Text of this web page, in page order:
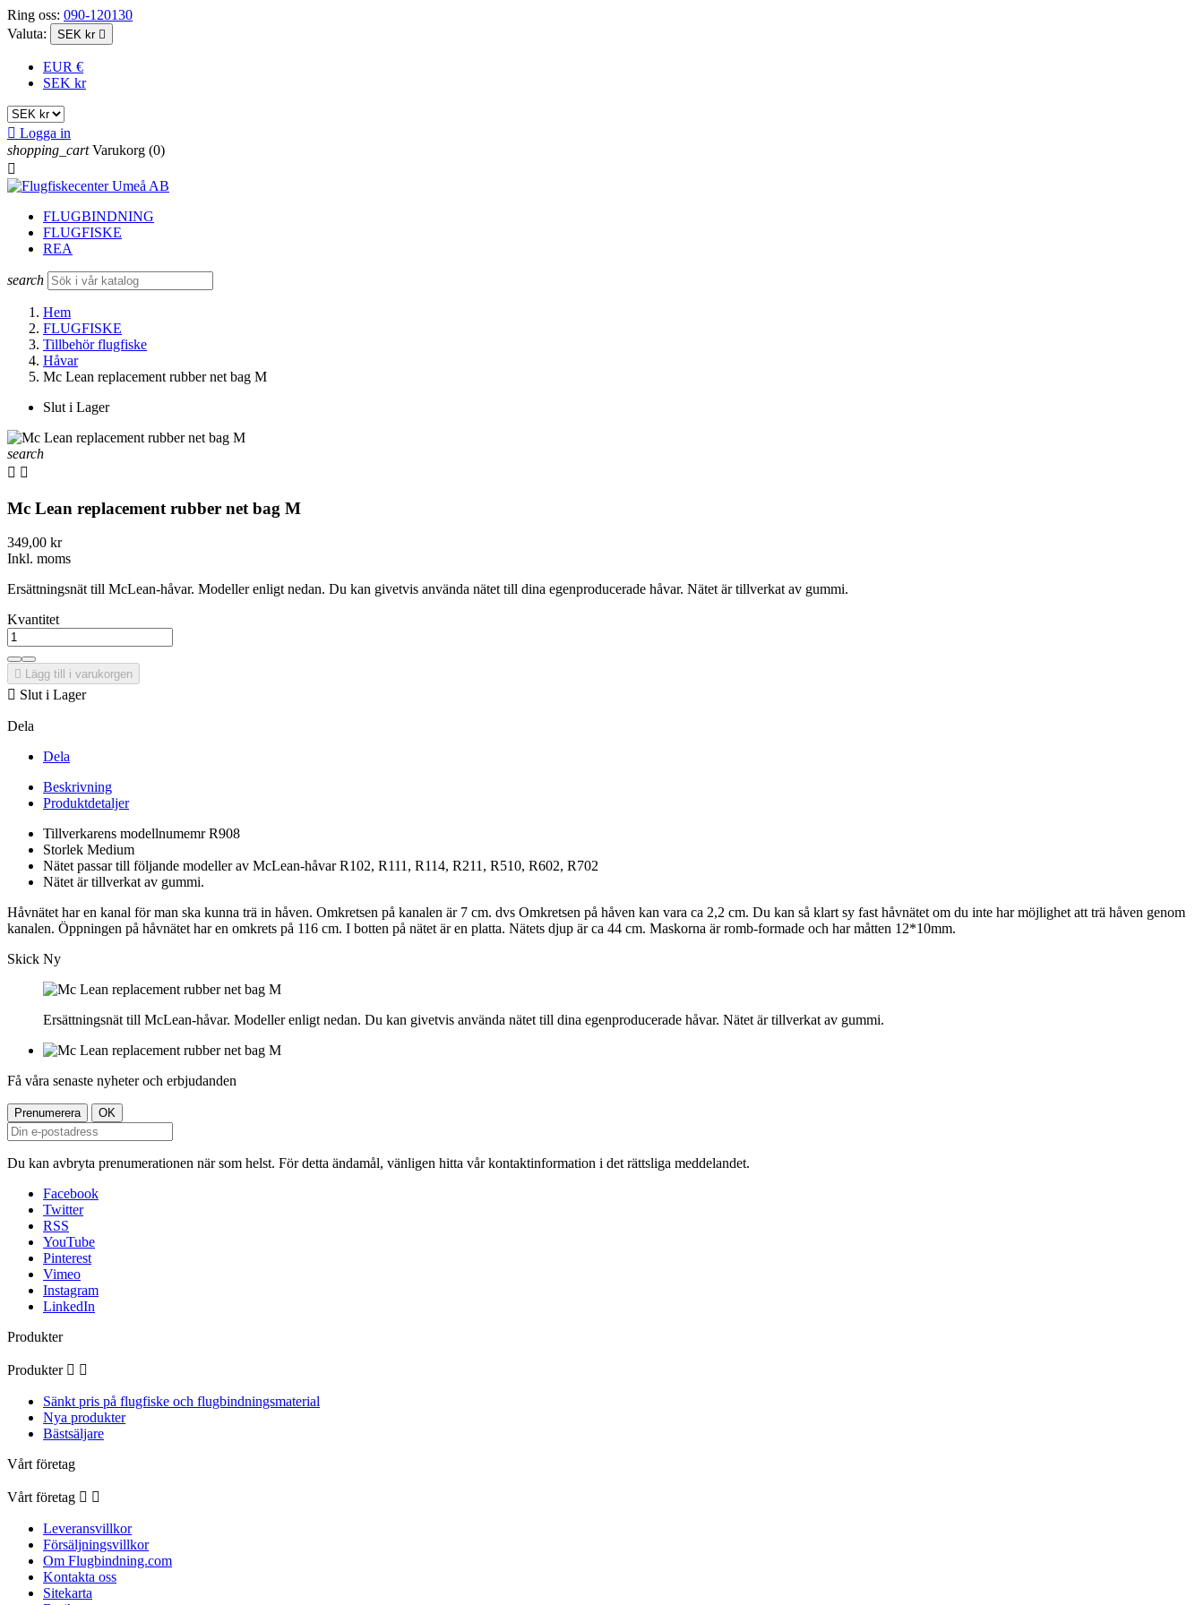
Ring oss: 090-120130
Valuta:
SEK kr 
EUR €
SEK kr
 Logga in
shopping_cart Varukorg (0)

FLUGBINDNING
FLUGFISKE
REA
search
Hem
FLUGFISKE
Tillbehör flugfiske
Håvar
Mc Lean replacement rubber net bag M
Slut i Lager
search
 
Mc Lean replacement rubber net bag M
349,00 kr
Inkl. moms
Ersättningsnät till McLean-håvar. Modeller enligt nedan. Du kan givetvis använda nätet till dina egenproducerade håvar. Nätet är tillverkat av gummi.
Kvantitet
 Lägg till i varukorgen
 Slut i Lager
Dela
Dela
Beskrivning
Produktdetaljer
Tillverkarens modellnumemr R908
Storlek Medium
Nätet passar till följande modeller av McLean-håvar R102, R111, R114, R211, R510, R602, R702
Nätet är tillverkat av gummi.
Håvnätet har en kanal för man ska kunna trä in håven. Omkretsen på kanalen är 7 cm. dvs Omkretsen på håven kan vara ca 2,2 cm. Du kan så klart sy fast håvnätet om du inte har möjlighet att trä håven genom
kanalen. Öppningen på håvnätet har en omkrets på 116 cm. I botten på nätet är en platta. Nätets djup är ca 44 cm. Maskorna är romb-formade och har måtten 12*10mm.
Skick Ny
Ersättningsnät till McLean-håvar. Modeller enligt nedan. Du kan givetvis använda nätet till dina egenproducerade håvar. Nätet är tillverkat av gummi.
Få våra senaste nyheter och erbjudanden
Du kan avbryta prenumerationen när som helst. För detta ändamål, vänligen hitta vår kontaktinformation i det rättsliga meddelandet.
Facebook
Twitter
RSS
YouTube
Pinterest
Vimeo
Instagram
LinkedIn
Produkter
Produkter  
Sänkt pris på flugfiske och flugbindningsmaterial
Nya produkter
Bästsäljare
Vårt företag
Vårt företag  
Leveransvillkor
Försäljningsvillkor
Om Flugbindning.com
Kontakta oss
Sitekarta